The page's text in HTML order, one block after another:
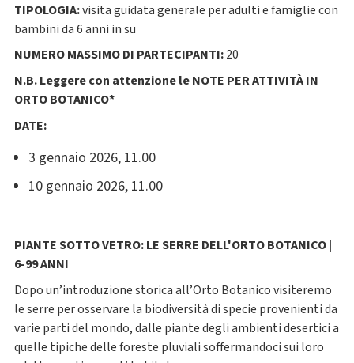
TIPOLOGIA:visita guidata generale per adulti e famiglie con
bambini da 6 anni in su
NUMERO MASSIMO DI PARTECIPANTI:20
N.B. Leggere con attenzione le NOTE PER ATTIVITÀ IN
ORTO BOTANICO*
DATE:
3 gennaio 2026, 11.00
10 gennaio 2026, 11.00
PIANTE SOTTO VETRO: LE SERRE DELL'ORTO BOTANICO |
6-99 ANNI
Dopo un’introduzione storica all’Orto Botanico visiteremo
le serre per osservare la biodiversità di specie provenienti da
varie parti del mondo, dalle piante degli ambienti desertici a
quelle tipiche delle foreste pluviali soffermandoci sui loro